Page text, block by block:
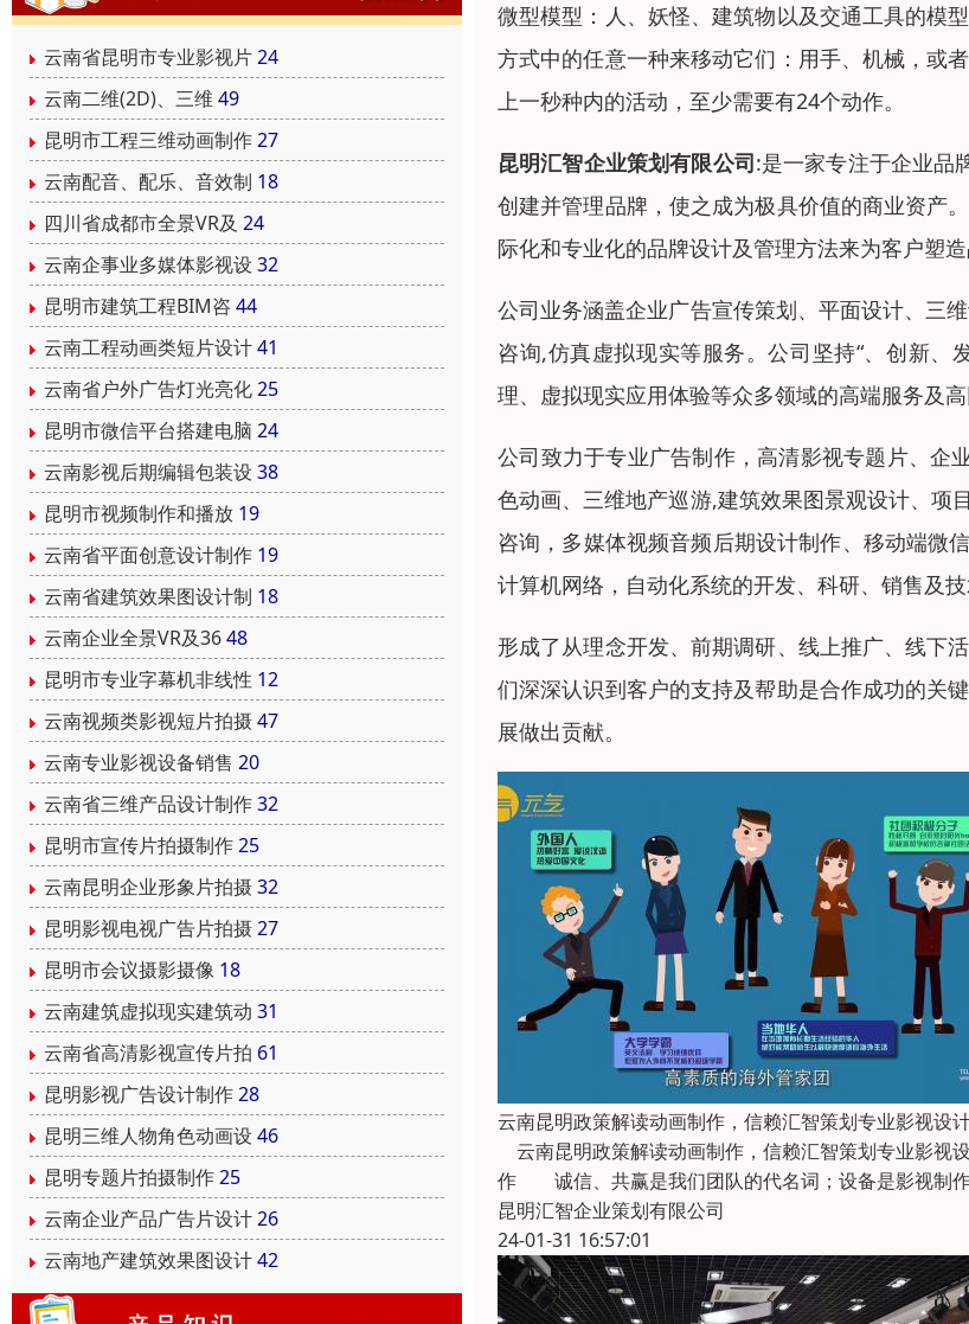
云南省昆明市专业影视片24
云南二维(2D)、三维 49
昆明市工程三维动画制作27
云南配音、配乐、音效制 18
四川省成都市全景VR及 24
云南企事业多媒体影视设 32
昆明市建筑工程BIM咨 44
云南工程动画类短片设计41
云南省户外广告灯光亮化25
昆明市微信平台搭建电脑 24
云南影视后期编辑包装设 38
昆明市视频制作和播放 19
云南省平面创意设计制作 19
云南省建筑效果图设计制 18
云南企业全景VR及3648
昆明市专业字幕机非线性 12
云南视频类影视短片拍摄47
云南专业影视设备销售 20
云南省三维产品设计制作32
昆明市宣传片拍摄制作25
云南昆明企业形象片拍摄32
昆明影视电视广告片拍摄27
昆明市会议摄影摄像 18
云南建筑虚拟现实建筑动 31
云南省高清影视宣传片拍 61
昆明影视广告设计制作28
昆明三维人物角色动画设 46
昆明专题片拍摄制作25
云南企业产品广告片设计26
云南地产建筑效果图设计42
微型模型：人、妖怪、建筑物以及交通工具的模
方式中的任意一种来移动它们：用手、机械，或
上一秒种内的活动，至少需要有24个动作。
昆明汇智企业策划有限公司:是一家专注于企业品
创建并管理品牌，使之成为极具价值的商业资产
际化和专业化的品牌设计及管理方法来为客户塑造
公司业务涵盖企业广告宣传策划、平面设计、三
咨询,仿真虚拟现实等服务。公司坚持“、创新、
理、虚拟现实应用体验等众多领域的高端服务及高
公司致力于专业广告制作，高清影视专题片、企
色动画、三维地产巡游,建筑效果图景观设计、项
咨询，多媒体视频音频后期设计制作、移动端微
计算机网络，自动化系统的开发、科研、销售及
形成了从理念开发、前期调研、线上推广、线下
们深深认识到客户的支持及帮助是合作成功的关
展做出贡献。
云南昆明政策解读动画制作，信赖汇智策划专业影视设
云南昆明政策解读动画制作，信赖汇智策划专业影
作 诚信、共赢是我们团队的代名词；设备是影视制作
昆明汇智企业策划有限公司
24-01-31 16:57:01